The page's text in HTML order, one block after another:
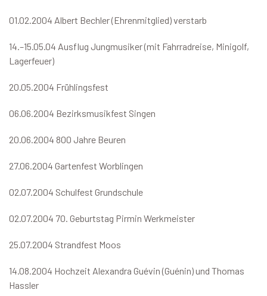
01.02.2004 Albert Bechler (Ehrenmitglied) verstarb
14.–15.05.04 Ausflug Jungmusiker (mit Fahrradreise, Minigolf,
Lagerfeuer)
20.05.2004 Frühlingsfest
06.06.2004 Bezirksmusikfest Singen
20.06.2004 800 Jahre Beuren
27.06.2004 Gartenfest Worblingen
02.07.2004 Schulfest Grundschule
02.07.2004 70. Geburtstag Pirmin Werkmeister
25.07.2004 Strandfest Moos
14.08.2004 Hochzeit Alexandra Guévin (Guénin) und Thomas
Hassler